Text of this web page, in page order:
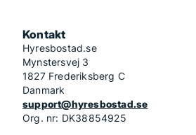
Kontakt
Hyresbostad.se
Mynstersvej 3
1827 Frederiksberg C
Danmark
support@hyresbostad.se
Org. nr: DK38854925